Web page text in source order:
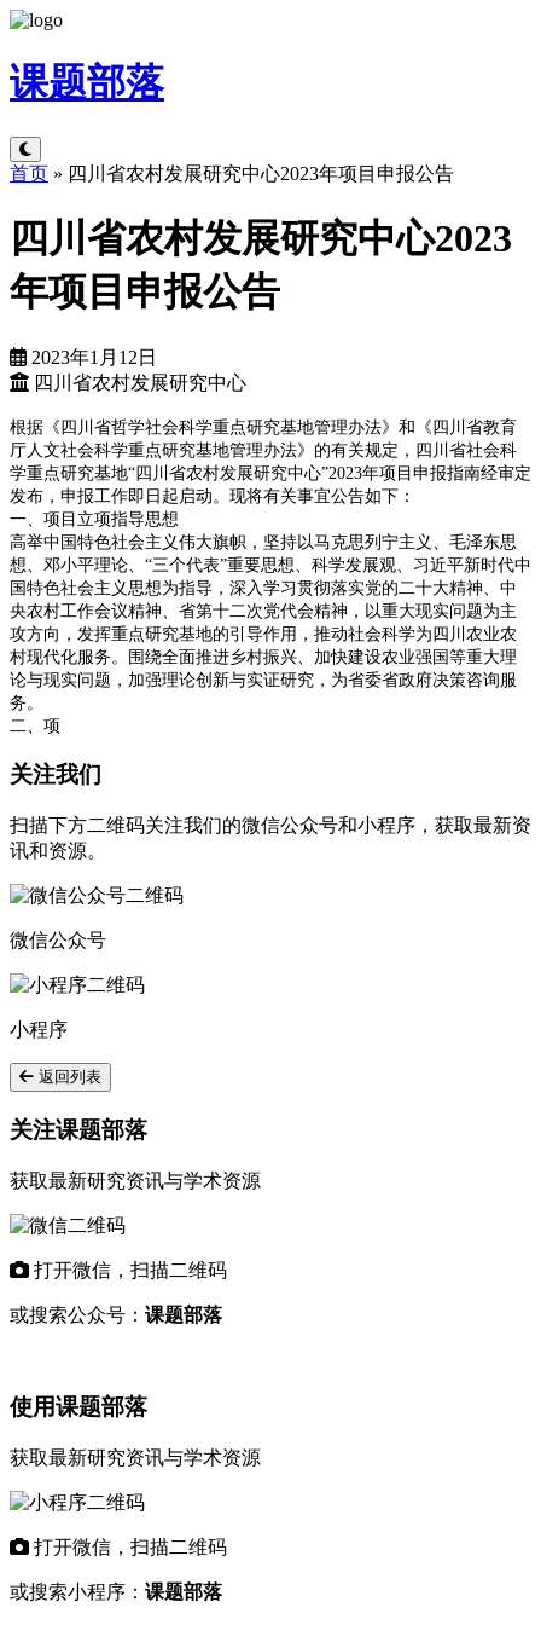
课题部落
首页 » 四川省农村发展研究中心2023年项目申报公告
四川省农村发展研究中心2023
年项目申报公告
2023年1月12日
四川省农村发展研究中心
根据《四川省哲学社会科学重点研究基地管理办法》和《四川省教育
厅人文社会科学重点研究基地管理办法》的有关规定，四川省社会科
学重点研究基地“四川省农村发展研究中心”2023年项目申报指南经审定
发布，申报工作即日起启动。现将有关事宜公告如下：
一、项目立项指导思想
高举中国特色社会主义伟大旗帜，坚持以马克思列宁主义、毛泽东思
想、邓小平理论、“三个代表”重要思想、科学发展观、习近平新时代中
国特色社会主义思想为指导，深入学习贯彻落实党的二十大精神、中
央农村工作会议精神、省第十二次党代会精神，以重大现实问题为主
攻方向，发挥重点研究基地的引导作用，推动社会科学为四川农业农
村现代化服务。围绕全面推进乡村振兴、加快建设农业强国等重大理
论与现实问题，加强理论创新与实证研究，为省委省政府决策咨询服
务。
二、项
关注我们
扫描下方二维码关注我们的微信公众号和小程序，获取最新资
讯和资源。
微信公众号
小程序
返回列表
关注课题部落
获取最新研究资讯与学术资源
打开微信，扫描二维码
或搜索公众号： 课题部落
使用课题部落
获取最新研究资讯与学术资源
打开微信，扫描二维码
或搜索小程序： 课题部落